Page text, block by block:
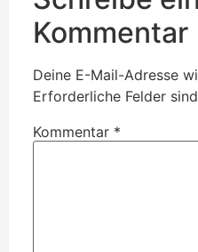
Kommentar
Deine E-Mail-Adresse
Erforderliche Felder
Kommentar *